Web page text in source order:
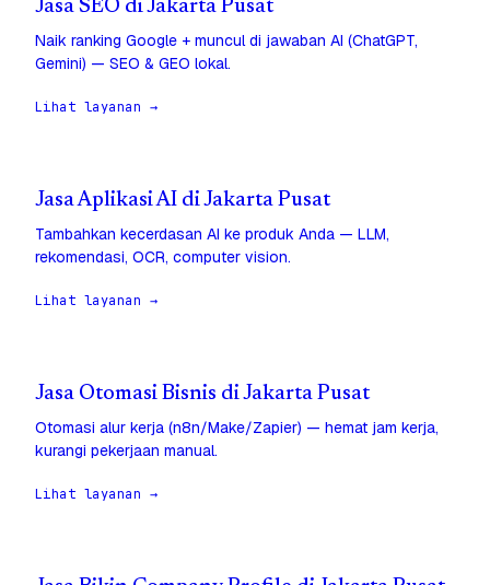
Jasa SEO di Jakarta Pusat
Naik ranking Google + muncul di jawaban AI (ChatGPT,
Gemini) — SEO & GEO lokal.
Lihat layanan →
Jasa Aplikasi AI di Jakarta Pusat
Tambahkan kecerdasan AI ke produk Anda — LLM,
rekomendasi, OCR, computer vision.
Lihat layanan →
Jasa Otomasi Bisnis di Jakarta Pusat
Otomasi alur kerja (n8n/Make/Zapier) — hemat jam kerja,
kurangi pekerjaan manual.
Lihat layanan →